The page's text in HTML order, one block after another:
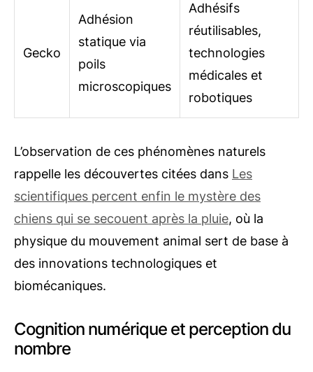
Gecko
Adhésion
statique via
poils
microscopiques
Adhésifs
réutilisables,
technologies
médicales et
robotiques
L’observation de ces phénomènes naturels
rappelle les découvertes citées dans Les
scientifiques percent enfin le mystère des
chiens qui se secouent après la pluie, où la
physique du mouvement animal sert de base à
des innovations technologiques et
biomécaniques.
Cognition numérique et perception du
nombre